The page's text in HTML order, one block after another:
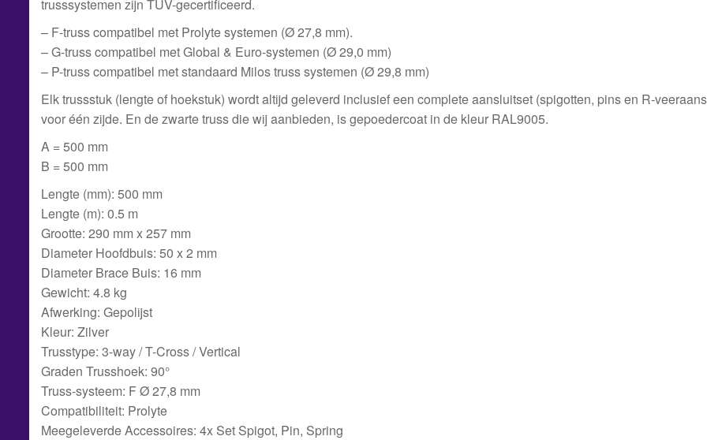
Ø
27,8
mm
compatible)
trusssystemen zijn TÜV-gecertificeerd.
– F-truss compatibel met Prolyte systemen (Ø 27,8 mm).
– G-truss compatibel met Global & Euro-systemen (Ø 29,0 mm)
– P-truss compatibel met standaard Milos truss systemen (Ø 29,8 mm)
Elk trussstuk (lengte of hoekstuk) wordt altijd geleverd inclusief een complete aansluitset (spigotten, pins en R-
voor één zijde. En de zwarte truss die wij aanbieden, is gepoedercoat in de kleur RAL9005.
A = 500 mm
B = 500 mm
Lengte (mm): 500 mm
Lengte (m): 0.5 m
Grootte: 290 mm x 257 mm
Diameter Hoofdbuis: 50 x 2 mm
Diameter Brace Buis: 16 mm
Gewicht: 4.8 kg
Afwerking: Gepolijst
Kleur: Zilver
Trusstype: 3-way / T-Cross / Vertical
Graden Trusshoek: 90°
Truss-systeem: F Ø 27,8 mm
Compatibiliteit: Prolyte
Meegeleverde Accessoires: 4x Set Spigot, Pin, Spring